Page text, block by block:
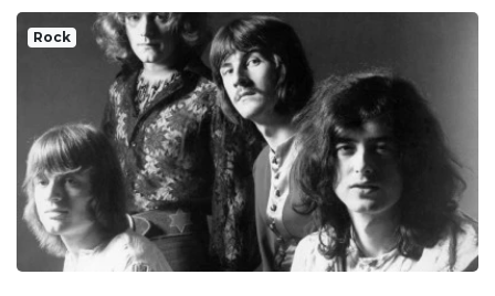
Rock